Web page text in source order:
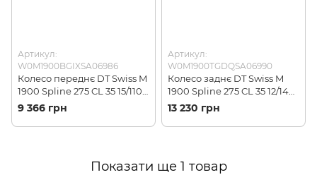
Артикул:
W0M1900BGIXSA06986
Колесо переднє DT Swiss M
1900 Spline 275 CL 35 15/110,
Black
(W0M1900BGIXSA06986)
9 366 грн
Артикул:
W0M1900TGDQSA06990
Колесо заднє DT Swiss M
1900 Spline 275 CL 35 12/148
ASSRAM, Black
(W0M1900TGDQSA06990)
13 230 грн
Показати ще 1 товар